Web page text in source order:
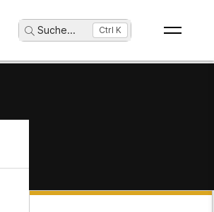
Suche... Ctrl K